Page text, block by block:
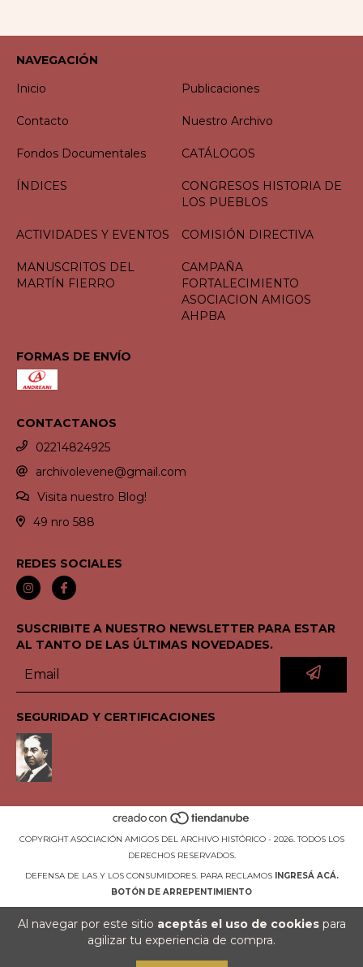
Al navegar por este sitio aceptás el uso de cookiespara
agilizar tu experiencia de compra.
NAVEGACIÓN
Inicio
Publicaciones
Contacto Nuestro Archivo
Fondos Documentales CATÁLOGOS
ÍNDICES
CONGRESOS HISTORIA DE
LOS PUEBLOS
ACTIVIDADES Y EVENTOS COMISIÓN DIRECTIVA
MANUSCRITOS DEL
MARTÍN FIERRO
CAMPAÑA
FORTALECIMIENTO
ASOCIACION AMIGOS
AHPBA
FORMAS DE ENVÍO
CONTACTANOS
02214824925
archivolevene@gmail.com
Visita nuestro Blog!
49 nro 588
REDES SOCIALES
SUSCRIBITE A NUESTRO NEWSLETTER PARA ESTAR
AL TANTO DE LAS ÚLTIMAS NOVEDADES.
SEGURIDAD Y CERTIFICACIONES
COPYRIGHT ASOCIACIÓN AMIGOS DEL ARCHIVO HISTÓRICO - 2026. TODOS LOS
DERECHOS RESERVADOS.
DEFENSA DE LAS Y LOS CONSUMIDORES. PARA RECLAMOS
INGRESÁ ACÁ.
BOTÓN DE ARREPENTIMIENTO